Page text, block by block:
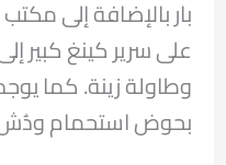
بار بالإضافة إلى
على سرير كينغ كبير
وطاولة زينة. كما
بحوض استحمام